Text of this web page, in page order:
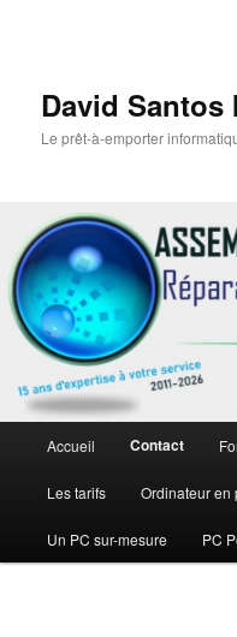
David
Le prêt-à-emporter
principal
Aller
au
contenu
Accueil Contact
Les tarifs Ordinateur en
Un PC sur-mesure PC